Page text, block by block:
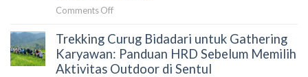
Comments Offon
Perusahaan
Sentul:
Paket,
Trekking Curug Bidadari untuk Gathering
Karyawan: Panduan HRD Sebelum Memilih
Aktivitas Outdoor di Sentul